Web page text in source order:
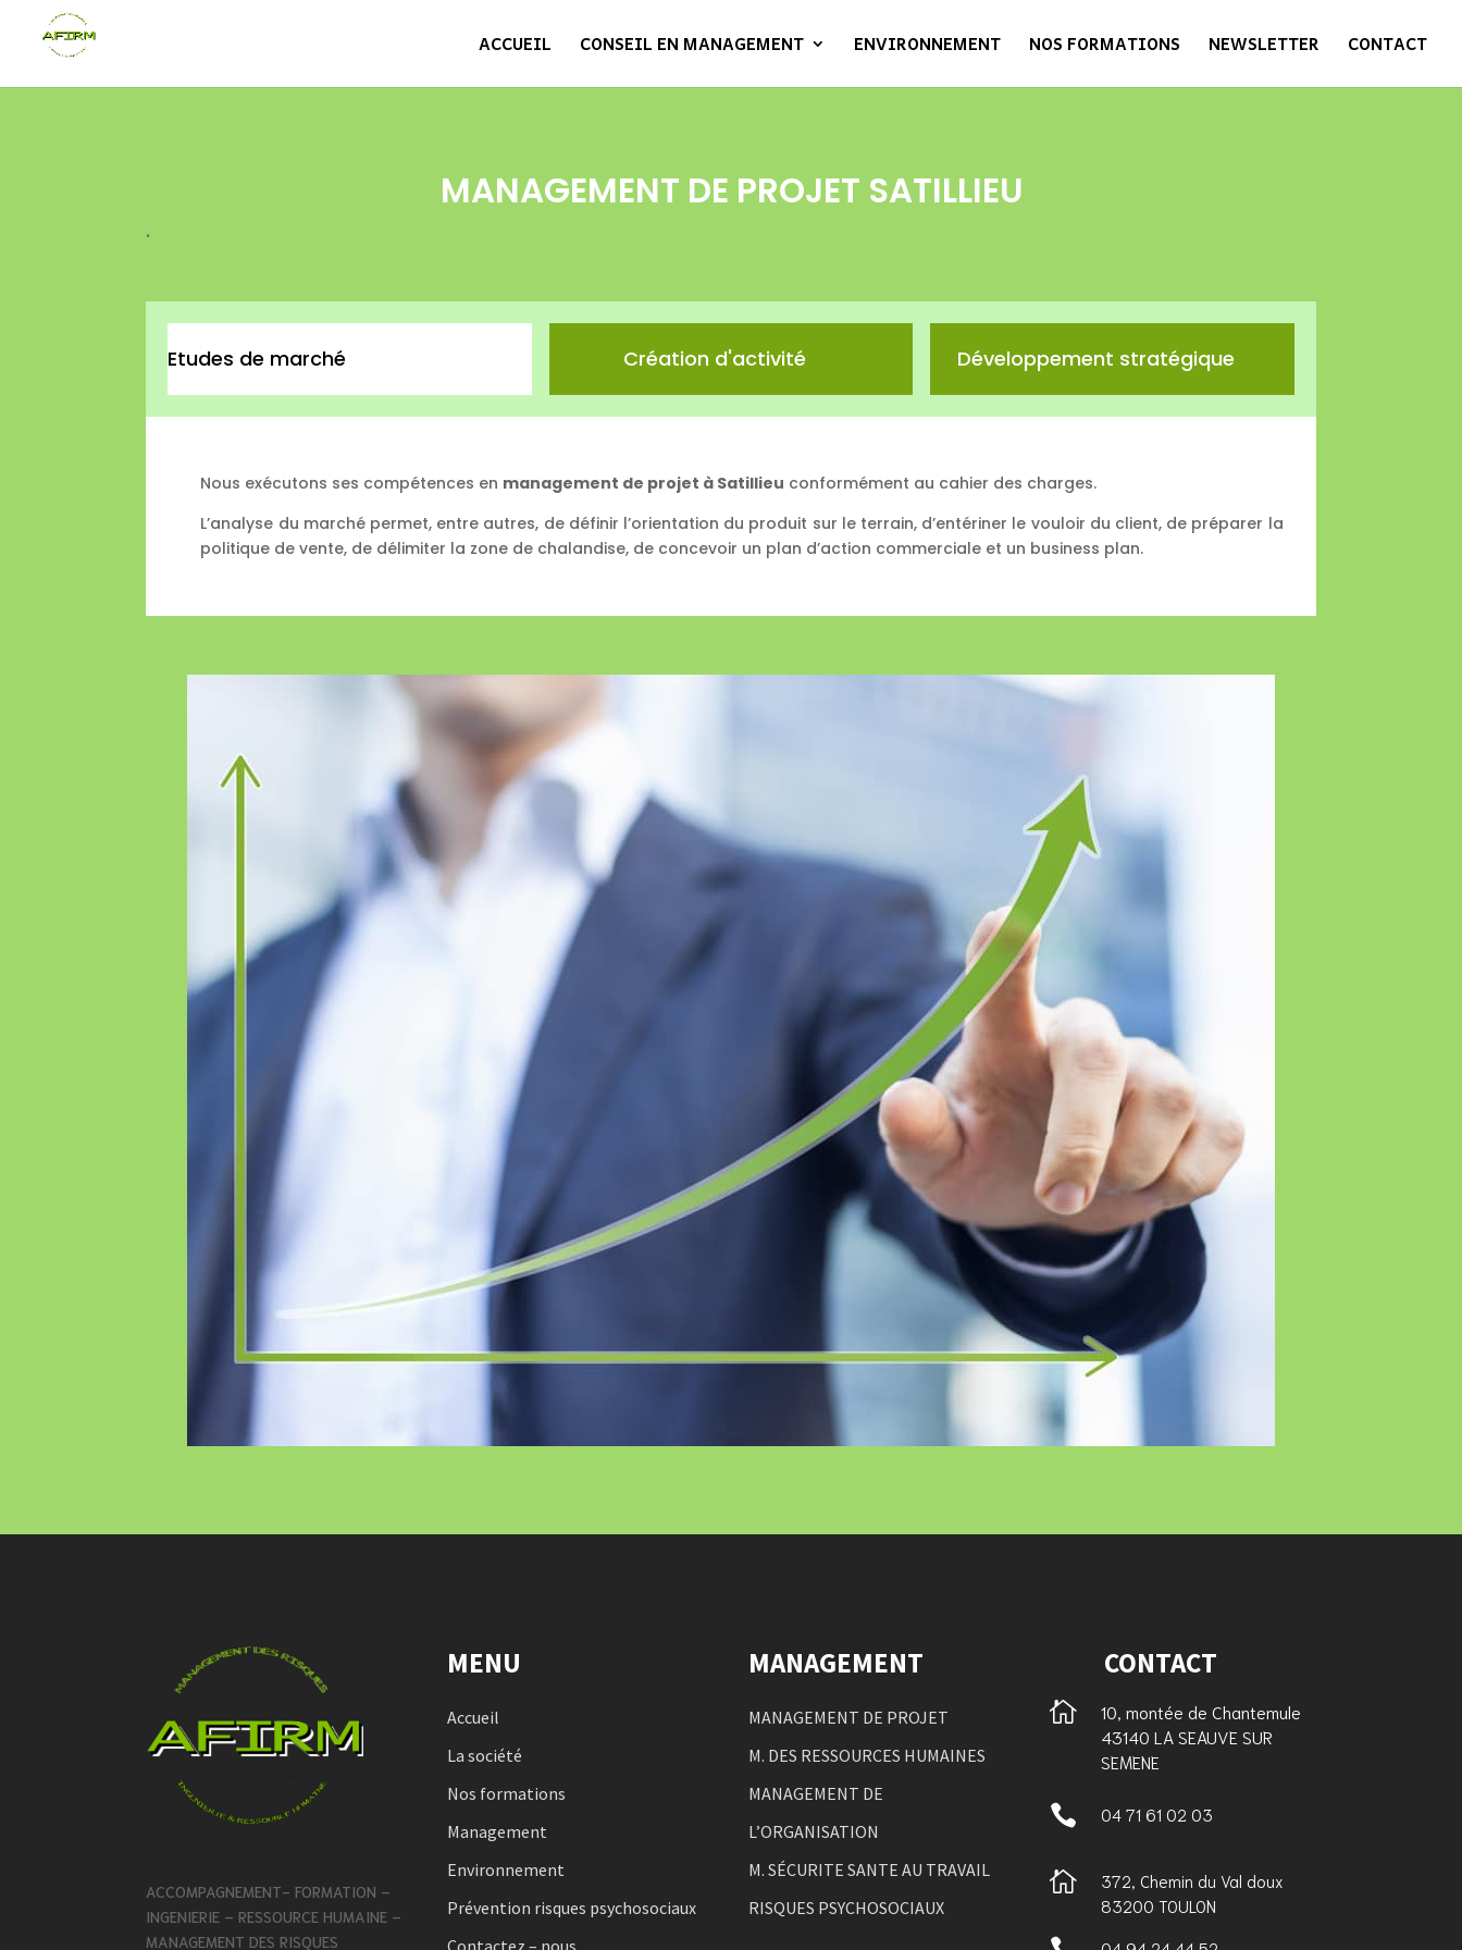
ACCUEIL CONSEIL EN MANAGEMENT ENVIRONNEMENT NOS FORMATIONS NEWSLETTER CONTACT
MANAGEMENT DE PROJET SATILLIEU
.
Etudes de marché Création d'activité Développement stratégique
Nous exécutons ses compétences en management de projet à Satillieu conformément au cahier des charges.
L’analyse du marché permet, entre autres, de définir l’orientation du produit sur le terrain, d’entériner le vouloir du client, de préparer la
politique de vente, de délimiter la zone de chalandise, de concevoir un plan d’action commerciale et un business plan.
ACCOMPAGNEMENT- FORMATION –
INGENIERIE – RESSOURCE HUMAINE –
MANAGEMENT DES RISQUES
MENU
Accueil
La société
Nos formations
Management
Environnement
Prévention risques psychosociaux
Contactez – nous
MANAGEMENT
MANAGEMENT DE PROJET
M. DES RESSOURCES HUMAINES
MANAGEMENT DE
L’ORGANISATION
M. SÉCURITE SANTE AU TRAVAIL
RISQUES PSYCHOSOCIAUX
CONTACT

10, montée de Chantemule
43140 LA SEAUVE SUR
SEMENE
 04 71 61 02 03

372, Chemin du Val doux
83200 TOULON